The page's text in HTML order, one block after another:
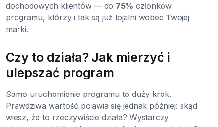
dochodowych klientów — do 75% członków
programu, którzy i tak są już lojalni wobec Twojej
marki.
Czy to działa? Jak mierzyć i
ulepszać program
Samo uruchomienie programu to duży krok.
Prawdziwa wartość pojawia się jednak później: skąd
wiesz, że to rzeczywiście działa? Wystarczy